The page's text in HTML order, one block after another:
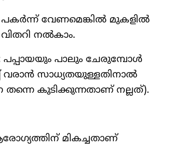
പകർന്ന് വേണമെങ്കിൽ മുകളിൽ
നൽകാം.
പപ്പായയും പാലും ചേരുമ്പോൾ
വരാൻ സാധ്യതയുള്ളതിനാൽ
തന്നെ കുടിക്കുന്നതാണ് നല്ലത്).
മികച്ചതാണ്